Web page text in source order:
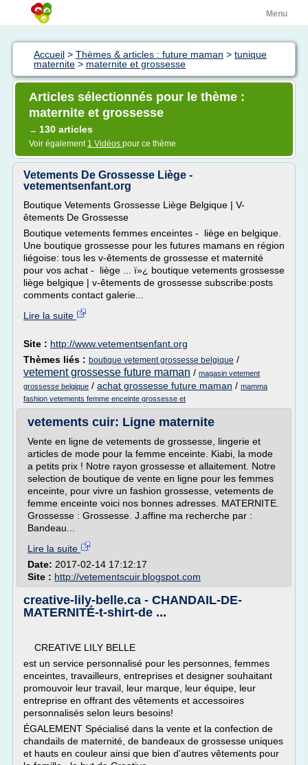
Menu
Accueil > Thèmes & articles : future maman > tunique
maternite > maternite et grossesse
Articles sélectionnés pour le thème :
maternite et grossesse
→ 130 articles
Voir également 1 Vidéos pour ce thème
Vetements De Grossesse Liège -
vetementsenfant.org
Boutique Vetements Grossesse Liège Belgique | V-
êtements De Grossesse
Boutique vetements femmes enceintes - liège en belgique.
Une boutique grossesse pour les futures mamans en région
liégoise: tous les v-êtements de grossesse et maternité
pour vos achat - liège ... ï»¿ boutique vetements grossesse
liège belgique | v-êtements de grossesse subscribe:posts
comments contact galerie...
Lire la suite
Site : http://www.vetementsenfant.org
Thèmes liés : boutique vetement grossesse belgique /
vetement grossesse future maman / magasin vetement
grossesse belgique / achat grossesse future maman / mamma
fashion vetements femme enceinte grossesse et
vetements cuir: Ligne maternite
Vente en ligne de vetements de grossesse, lingerie et
articles de mode pour la femme enceinte. Kiabi, la mode
a petits prix ! Notre rayon grossesse et allaitement. Notre
selection de boutique de vente en ligne pour les femmes
enceinte, pour vivre un fashion grossesse, vetements de
femme enceinte voici nos bonnes adresses. MATERNITE.
Grossesse : Grossesse. J.affine ma recherche par :
Bandeau...
Lire la suite
Date: 2017-02-14 17:12:17
Site : http://vetementscuir.blogspot.com
creative-lily-belle.ca - CHANDAIL-DE-
MATERNITÉ-t-shirt-de ...
CREATIVE LILY BELLE
est un service personnalisé pour les personnes, femmes
enceintes, travailleurs, entreprises et designer souhaitant
promouvoir leur travail, leur marque, leur équipe, leur
entreprise en offrant des vêtements et accessoires
personnalisés selon leurs besoins!
ÉGALEMENT Spécialisé dans la vente et la confection de
chandails de maternité, de bandeaux de grossesse uniques
et hauts en couleur ainsi que bien d'autres vêtements pour